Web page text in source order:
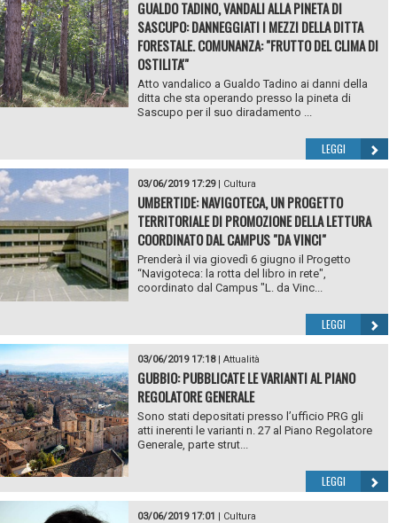
GUALDO TADINO, VANDALI ALLA PINETA DI
SASCUPO: DANNEGGIATI I MEZZI DELLA DITTA
FORESTALE. COMUNANZA: "FRUTTO DEL CLIMA DI
OSTILITA'"
Atto vandalico a Gualdo Tadino ai danni della
ditta che sta operando presso la pineta di
Sascupo per il suo diradamento ...
LEGGI
03/06/2019 17:29| Cultura
UMBERTIDE: NAVIGOTECA, UN PROGETTO
TERRITORIALE DI PROMOZIONE DELLA LETTURA
COORDINATO DAL CAMPUS "DA VINCI"
Prenderà il via giovedì 6 giugno il Progetto
“Navigoteca: la rotta del libro in rete",
coordinato dal Campus "L. da Vinc...
LEGGI
03/06/2019 17:18| Attualità
GUBBIO: PUBBLICATE LE VARIANTI AL PIANO
REGOLATORE GENERALE
Sono stati depositati presso l’ufficio PRG gli
atti inerenti le varianti n. 27 al Piano Regolatore
Generale, parte strut...
LEGGI
03/06/2019 17:01 | Cultura